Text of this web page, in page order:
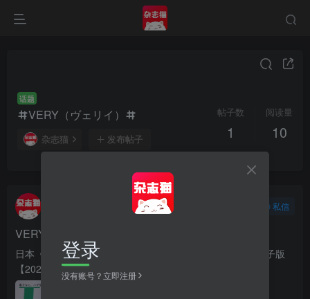
话题
VERY（ヴェリイ）
杂志猫 发布帖子
帖子数
1
阅读量
10
10次阅读
私信
VERY 2026年5月号
日本《VERY（ヴェリイ）》女性时尚造型资讯杂志 PDF电子版
【2026年·全年订阅】
登录
没有账号？立即注册